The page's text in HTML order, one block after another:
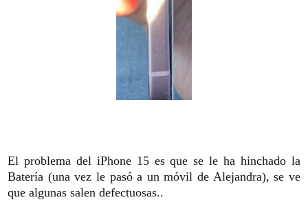
El problema del iPhone 15 es que se le ha hinchado la
Batería (una vez le pasó a un móvil de Alejandra), se ve
que algunas salen defectuosas..